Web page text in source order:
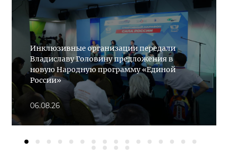
Инклюзивные организации передали
Владиславу Головину предложения в
новую Народную программу «Единой
России»
06.08.26